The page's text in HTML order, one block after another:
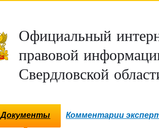
Официальный
правовой
Свердловской
Документы Комментарии